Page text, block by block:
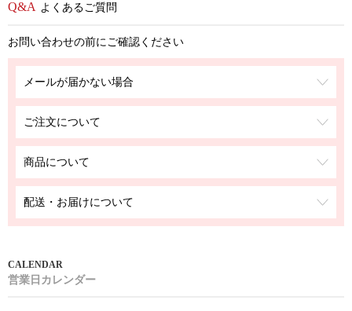
よくあるご質問
お問い合わせの前にご確認ください
メールが届かない場合
ご注文について
商品について
配送・お届けについて
営業日カレンダー